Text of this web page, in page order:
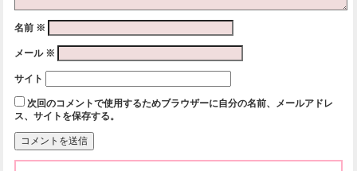
名前 ※
メール ※
サイト
次回のコメントで使用するためブラウザーに自分の名前、メールアドレ
ス、サイトを保存する。